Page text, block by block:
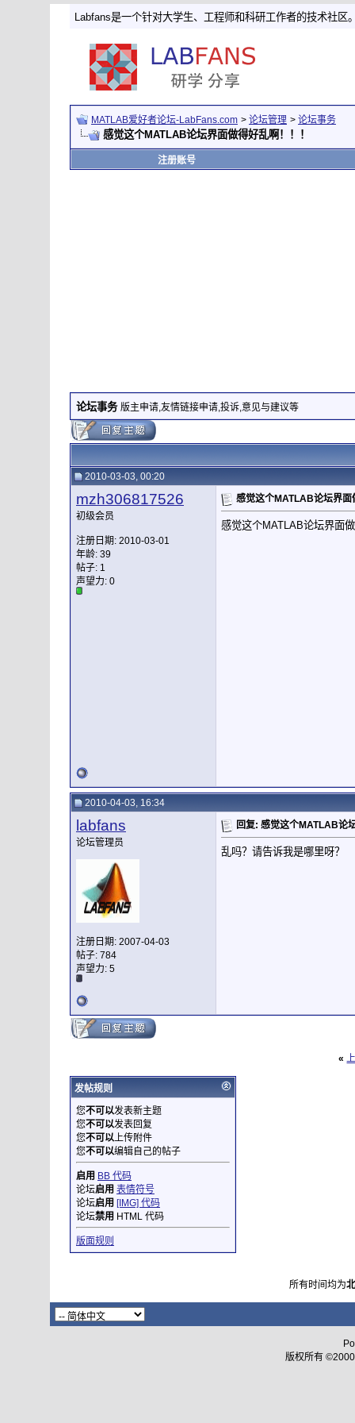
Labfans是一个针对大学生、工程师和科研工作者的技术社区
MATLAB爱好者论坛-LabFans.com > 论坛管理 > 论坛事务
感觉这个MATLAB论坛界面做得好乱啊！！！
注册账号
论坛事务 版主申请,友情链接申请,投诉,意见与建议等
2010-03-03, 00:20
mzh306817526
初级会员
注册日期: 2010-03-01
年龄: 39
帖子: 1
声望力: 0
感觉这个MATLAB论坛界面
感觉这个MATLAB论坛界面
2010-04-03, 16:34
labfans
论坛管理员
注册日期: 2007-04-03
帖子: 784
声望力: 5
回复: 感觉这个MATLAB论
乱吗？请告诉我是哪里呀？
«
发帖规则
您不可以发表新主题
您不可以发表回复
您不可以上传附件
您不可以编辑自己的帖子
启用 BB 代码
论坛启用 表情符号
论坛启用 [IMG] 代码
论坛禁用 HTML 代码
版面规则
所有时间均为
版权所有